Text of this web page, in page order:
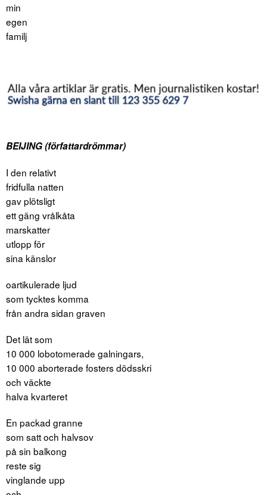
min
egen
familj
BEIJING (författardrömmar)
I den relativt
fridfulla natten
gav plötsligt
ett gäng vrålkåta
marskatter
utlopp för
sina känslor
oartikulerade ljud
som tycktes komma
från andra sidan graven
Det lät som
10 000 lobotomerade galningars,
10 000 aborterade fosters dödsskri
och väckte
halva kvarteret
En packad granne
som satt och halvsov
på sin balkong
reste sig
vinglande upp